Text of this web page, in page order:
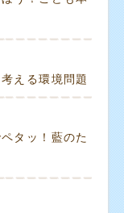
える環境問題
タッ！藍のた